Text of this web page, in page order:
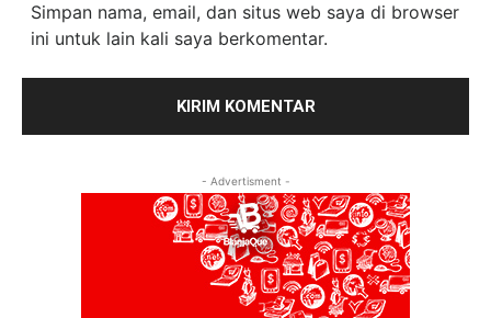
Simpan nama, email, dan situs web saya di browser
ini untuk lain kali saya berkomentar.
- Advertisment -